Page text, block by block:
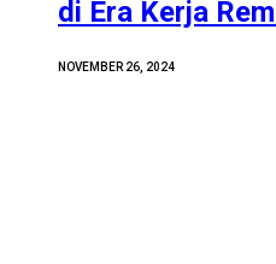
di Era Kerja
NOVEMBER 26, 2024